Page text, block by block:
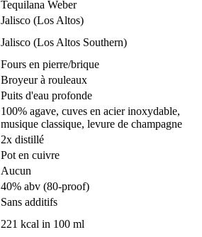
Tequilana Weber
Jalisco (Los Altos)
Jalisco (Los Altos Southern)
Fours en pierre/brique
Broyeur à rouleaux
Puits d'eau profonde
100% agave, cuves en acier inoxydable,
musique classique, levure de champagne
2x distillé
Pot en cuivre
Aucun
40% abv (80-proof)
Sans additifs
221 kcal in 100 ml